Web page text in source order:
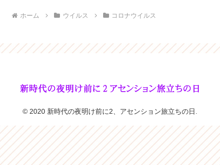
ホーム ウイルス コロナウイルス
© 2020 新時代の夜明け前に2、アセンション旅立ちの日.